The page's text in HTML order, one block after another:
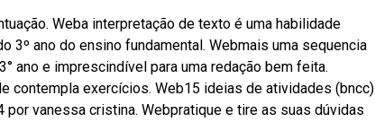
Weba interpretação de texto é uma habilidade
ano do ensino fundamental. Webmais uma sequencia
ano e imprescindível para uma redação bem feita.
contempla exercícios. Web15 ideias de atividades (bncc)
vanessa cristina. Webpratique e tire as suas dúvidas